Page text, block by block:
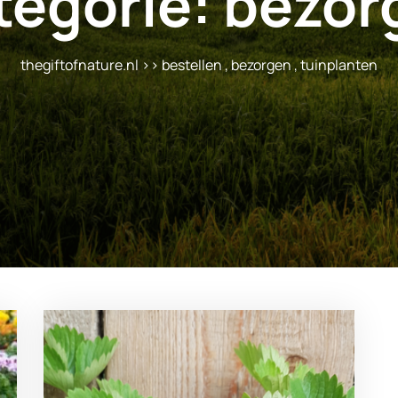
thegiftofnature.nl >> bestellen,bezorgen,tuinplanten